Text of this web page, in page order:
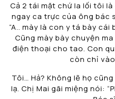
Cả 2 tái mặt chứ la lối tôi là
ngay ca trực của ông bác
“A.. mày là con y tá bày cái
Cũng mày bày chuyện
điện thoại cho tao. Con
còn chỉ
Tôi… Hả? Không lẽ họ
lạ. Chị Mai gãi miệng nói: